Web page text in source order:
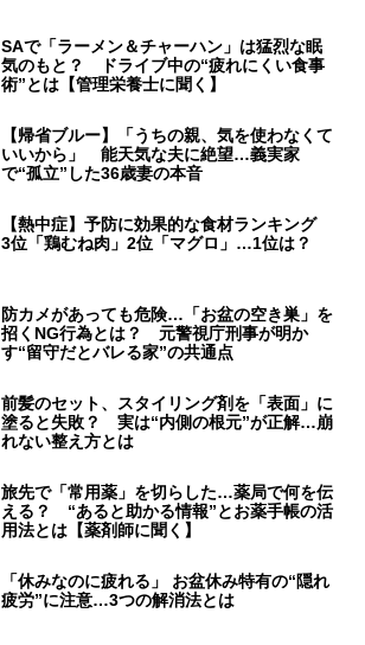
SAで「ラーメン＆チャーハン」は猛烈な眠
気のもと？ ドライブ中の“疲れにくい食事
術”とは【管理栄養士に聞く】
【帰省ブルー】「うちの親、気を使わなくて
いいから」 能天気な夫に絶望…義実家
で“孤立”した36歳妻の本音
【熱中症】予防に効果的な食材ランキング
3位「鶏むね肉」2位「マグロ」…1位は？
防カメがあっても危険…「お盆の空き巣」を
招くNG行為とは？ 元警視庁刑事が明か
す“留守だとバレる家”の共通点
前髪のセット、スタイリング剤を「表面」に
塗ると失敗？ 実は“内側の根元”が正解…崩
れない整え方とは
旅先で「常用薬」を切らした…薬局で何を伝
える？ “あると助かる情報”とお薬手帳の活
用法とは【薬剤師に聞く】
「休みなのに疲れる」 お盆休み特有の“隠れ
疲労”に注意…3つの解消法とは